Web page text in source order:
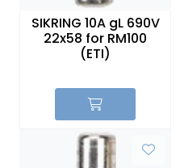
SIKRING 10A gL 690V
22x58 for RM100
(ETI)